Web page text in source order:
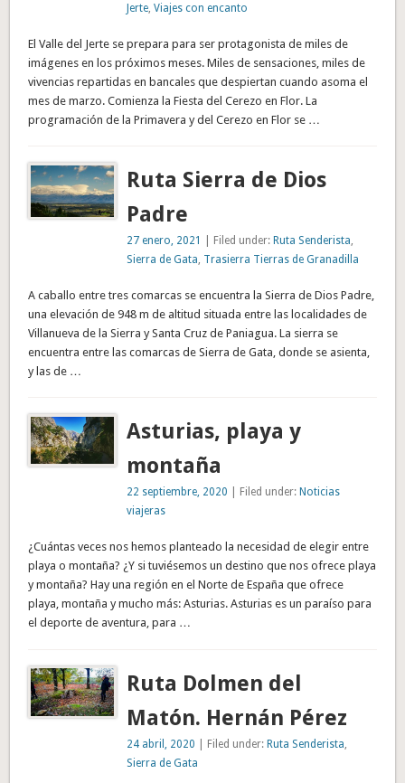
Jerte, Viajes con encanto
El Valle del Jerte se prepara para ser protagonista de miles de
imágenes en los próximos meses. Miles de sensaciones, miles de
vivencias repartidas en bancales que despiertan cuando asoma el
mes de marzo. Comienza la Fiesta del Cerezo en Flor. La
programación de la Primavera y del Cerezo en Flor se …
Ruta Sierra de Dios
Padre
27 enero, 2021 | Filed under: Ruta Senderista,
Sierra de Gata, Trasierra Tierras de Granadilla
A caballo entre tres comarcas se encuentra la Sierra de Dios Padre,
una elevación de 948 m de altitud situada entre las localidades de
Villanueva de la Sierra y Santa Cruz de Paniagua. La sierra se
encuentra entre las comarcas de Sierra de Gata, donde se asienta,
y las de …
Asturias, playa y
montaña
22 septiembre, 2020 | Filed under: Noticias
viajeras
¿Cuántas veces nos hemos planteado la necesidad de elegir entre
playa o montaña? ¿Y si tuviésemos un destino que nos ofrece playa
y montaña? Hay una región en el Norte de España que ofrece
playa, montaña y mucho más: Asturias. Asturias es un paraíso para
el deporte de aventura, para …
Ruta Dolmen del
Matón. Hernán Pérez
24 abril, 2020 | Filed under: Ruta Senderista
Sierra de Gata